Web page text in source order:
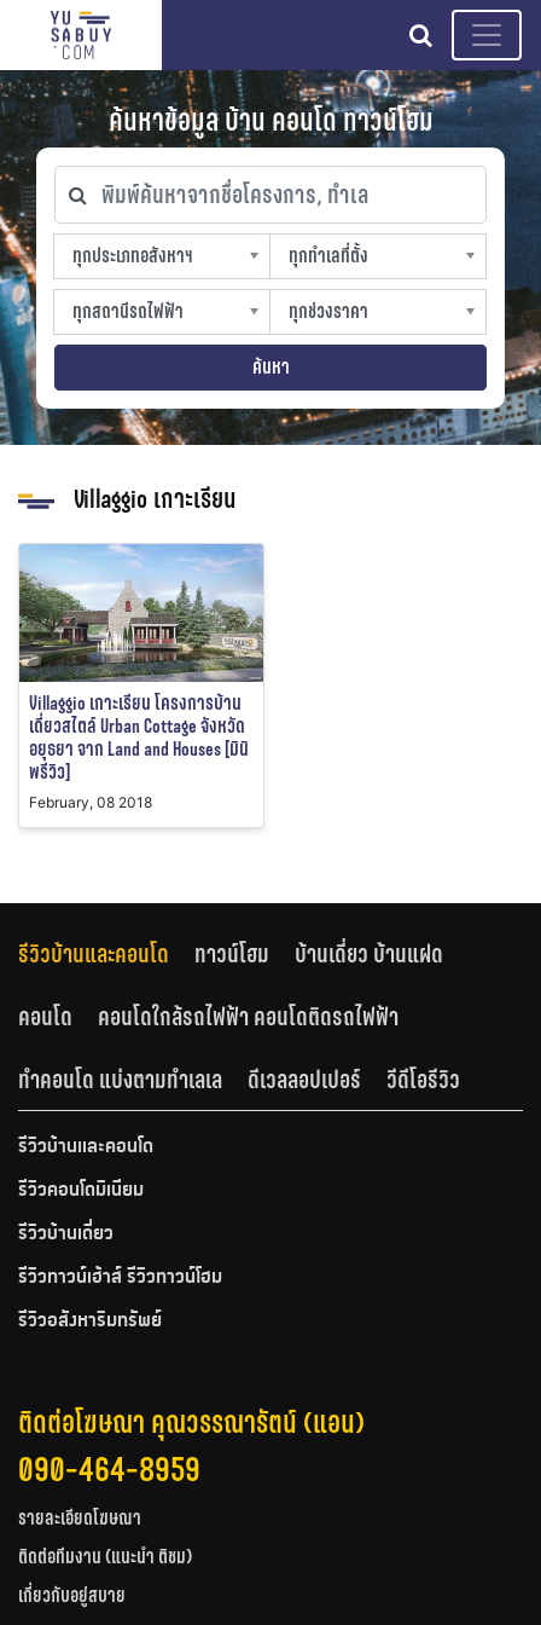
search
ค้นหาข้อมูล บ้าน คอนโด ทาวน์โฮม
พิมพ์ค้นหาจากชื่อโครงการ, ทำเล
ทุกประเภทอสังหาฯ
ทุกประเภทอสังหาฯ
sproperty
ทุกทำเลที่ตั้ง
ทุกทำเลที่ตั้ง
slocation
ทุกสถานีรถไฟฟ้า
ทุกสถานีรถไฟฟ้า
strain-station
ทุกช่วงราคา
ทุกช่วงราคา
sprice
ค้นหา
Villaggio เกาะเรียน
Villaggio เกาะเรียน โครงการบ้าน
เดี่ยวสไตล์ Urban Cottage จังหวัด
อยุธยา จาก Land and Houses [มินิ
พรีวิว]
February, 08 2018
รีวิวบ้านและคอนโด ทาวน์โฮม
บ้านเดี่ยว บ้านแฝด
คอนโด
คอนโดใกล้รถไฟฟ้า คอนโดติดรถไฟฟ้า
ทำคอนโด แบ่งตามทำเลเล
ดีเวลลอปเปอร์ วีดีโอรีวิว
รีวิวบ้านและคอนโด
รีวิวคอนโดมิเนียม
รีวิวบ้านเดี่ยว
รีวิวทาวน์เฮ้าส์ รีวิวทาวน์โฮม
รีวิวอสังหาริมทรัพย์
ติดต่อโฆษณา คุณวรรณารัตน์ (แอน)
090-464-8959
รายละเอียดโฆษณา
ติดต่อทีมงาน (แนะนำ ติชม)
เกี่ยวกับอยู่สบาย